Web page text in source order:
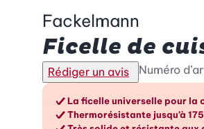
Fackelmann
Ficelle de
Rédiger un avis Numéro
Les
La ficelle universelle pour la
Thermorésistante jusqu’à